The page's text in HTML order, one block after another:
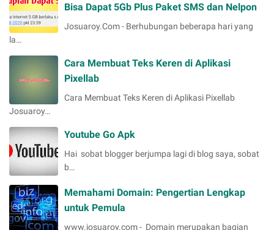
Bisa Dapat 5Gb Plus Paket SMS dan Nelpon
Josuaroy.Com - Berhubungan beberapa hari yang
la…
Cara Membuat Teks Keren di Aplikasi
Pixellab
Cara Membuat Teks Keren di Aplikasi Pixellab
Josuaroy…
Youtube Go Apk
Hai sobat blogger berjumpa lagi di blog saya, sobat
b…
Memahami Domain: Pengertian Lengkap
untuk Pemula
www.josuaroy.com - Domain merupakan bagian